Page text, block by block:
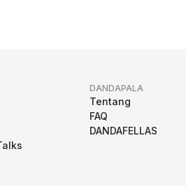
DANDAPALA
Tentang
FAQ
DANDAFELLAS